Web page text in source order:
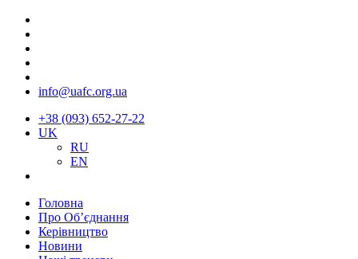
info@uafc.org.ua
+38 (093) 652-27-22
UK
RU
EN
Головна
Про Об’єднання
Керівництво
Новини